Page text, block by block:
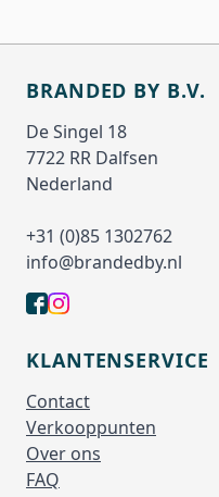
BRANDED BY B.V.
De Singel 18
7722 RR Dalfsen
Nederland
+31 (0)85 1302762
info@brandedby.nl
KLANTENSERVICE
Contact
Verkooppunten
Over ons
FAQ